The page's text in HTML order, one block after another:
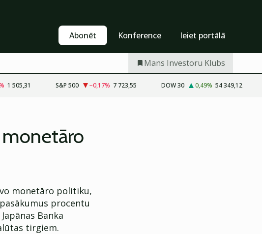
Abonēt Konference Ieiet portālā
Mans Investoru Klubs
1 505,31 S&P 500 −0,17% 7 723,55 DOW 30 0,49% 54 349,12
monetāro
monetāro politiku,
procentu
Banka
tirgiem.